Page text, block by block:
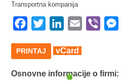
Transportna kompanija
Facebook
Twitter LinkedIn
Email Viber
PRINTAJ vCard
Osnovne informacije o firmi: